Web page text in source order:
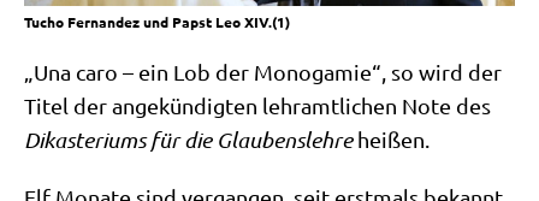
Tucho Fernandez und Papst Leo XIV.(1)
„Una caro – ein Lob der Mono­ga­mie“, so wird der
Titel der ange­kün­dig­ten lehr­amt­li­chen Note des
Dik­aste­ri­ums für die Glau­bens­leh­reheißen.